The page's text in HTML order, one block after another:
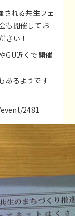
れる共生フェ
も開催してお
さい！
GU近くで開催
あるようです
2481